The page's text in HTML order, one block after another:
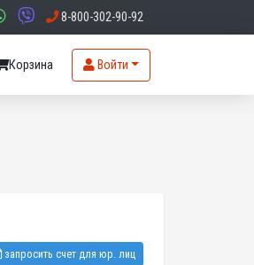
8-800-302-90-92
Корзина Войти
запросить счет для юр. лиц